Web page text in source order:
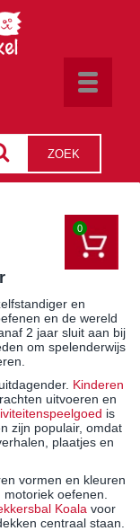
Toggle
ZOEK
0
en
en de wereld
2 jaar sluit aan bij
om spelenderwijs
Kinderen
uitvoeren en
is
zijn populair, omdat
plaatjes en
vormen en kleuren
oefenen.
Koala voor
centraal staan.